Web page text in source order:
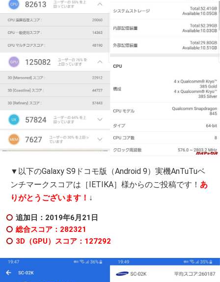
▼以下のGalaxy S9ドコモ版（Android 9）実機AnTuTuベ
ンチマークスコアは［IETIKA］様からのご投稿です！ あ
りがとうございます！ ↓
追加日：2019年6月21日
総合スコア：282321
3D（GPU）スコア：127292